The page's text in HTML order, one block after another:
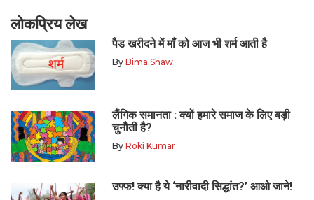
लोकप्रिय लेख
पैड खरीदने में माँ को आज भी शर्म आती है
By Bima Shaw
लैंगिक समानता : क्यों हमारे समाज के लिए बड़ी
चुनौती है?
By Roki Kumar
उफ्फ! क्या है ये ‘नारीवादी सिद्धांत?’ आओ जाने!